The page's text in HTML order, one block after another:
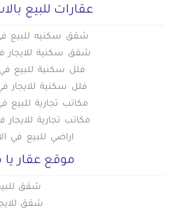
عقارات للبيع
شقق سكنيه للبيع
شقق سكنية للايجار
فلل سكنية للبيع في
فلل سكنية للايجار
مكاتب تجارية للبيع
مكاتب تجارية للايجار
اراضي للبيع في
موقع عقار
شقق
شقق